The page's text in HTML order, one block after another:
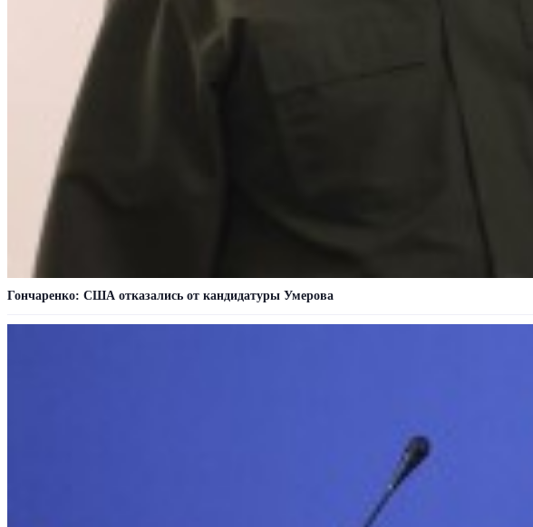
Гончаренко: США отказались от кандидатуры Умерова